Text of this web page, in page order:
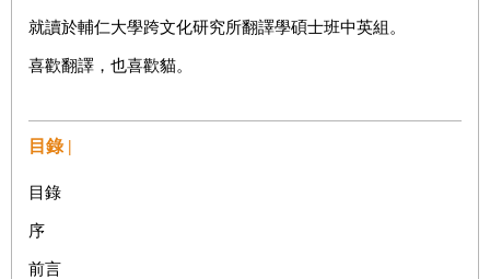
就讀於輔仁大學跨文化研究所翻譯學碩士班中英組。
喜歡翻譯，也喜歡貓。
目錄 |
目錄
序
前言